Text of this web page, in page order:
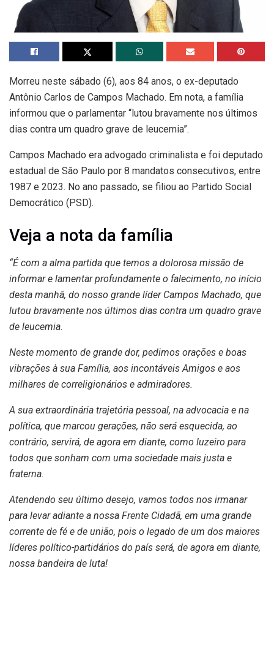
Morreu neste sábado (6), aos 84 anos, o ex-deputado
Antônio Carlos de Campos Machado. Em nota, a família
informou que o parlamentar “lutou bravamente nos últimos
dias contra um quadro grave de leucemia”.
Campos Machado era advogado criminalista e foi deputado
estadual de São Paulo por 8 mandatos consecutivos, entre
1987 e 2023. No ano passado, se filiou ao Partido Social
Democrático (PSD).
Veja a nota da família
“É com a alma partida que temos a dolorosa missão de
informar e lamentar profundamente o falecimento, no início
desta manhã, do nosso grande líder Campos Machado, que
lutou bravamente nos últimos dias contra um quadro grave
de leucemia.
Neste momento de grande dor, pedimos orações e boas
vibrações à sua Família, aos incontáveis Amigos e aos
milhares de correligionários e admiradores.
A sua extraordinária trajetória pessoal, na advocacia e na
política, que marcou gerações, não será esquecida, ao
contrário, servirá, de agora em diante, como luzeiro para
todos que sonham com uma sociedade mais justa e
fraterna.
Atendendo seu último desejo, vamos todos nos irmanar
para levar adiante a nossa Frente Cidadã, em uma grande
corrente de fé e de união, pois o legado de um dos maiores
líderes político-partidários do país será, de agora em diante,
nossa bandeira de luta!